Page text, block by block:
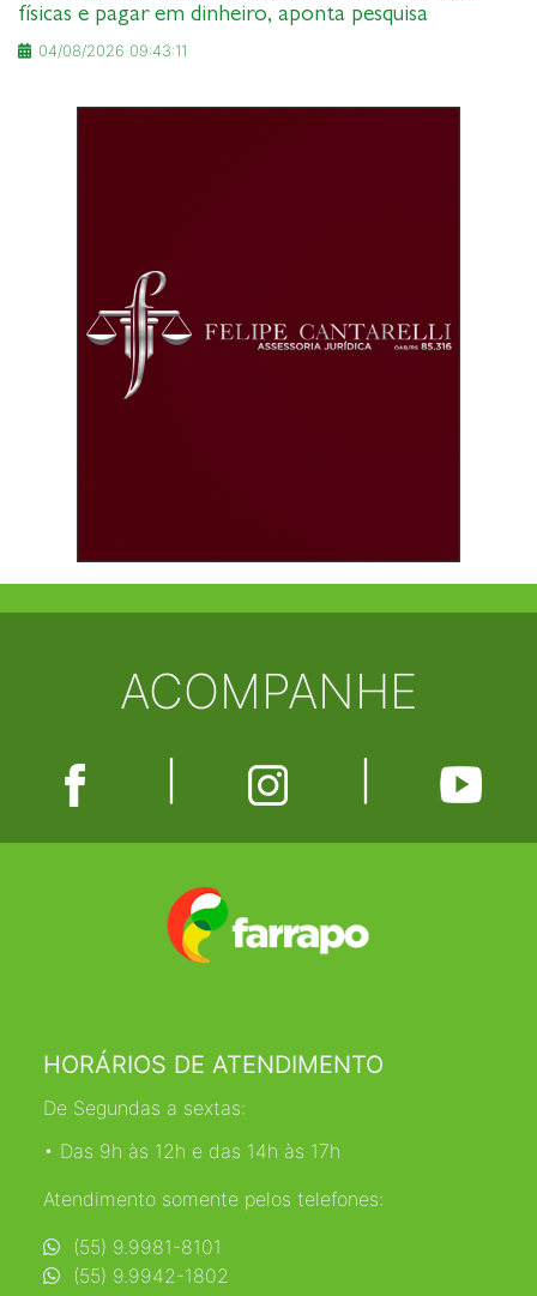
físicas e pagar em dinheiro, aponta pesquisa
04/08/2026 09:43:11
ACOMPANHE
HORÁRIOS DE ATENDIMENTO
De Segundas a sextas:
• Das 9h às 12h e das 14h às 17h
Atendimento somente pelos telefones:
(55) 9.9981-8101
(55) 9.9942-1802